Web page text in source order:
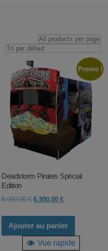
Promo !
Deadstorm Pirates Spécial
Edition
8.990,00€ Le
initial
était :
8.990,00 €.
6.990,00€Le
actuel
est :
6.990,00 €.
Ajouter au panier
Vue rapide